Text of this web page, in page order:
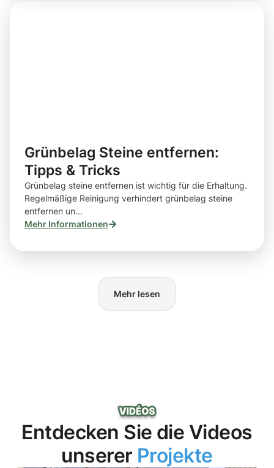
Grünbelag Steine entfernen:
Tipps & Tricks
Grünbelag steine entfernen ist wichtig für die Erhaltung.
Regelmäßige Reinigung verhindert grünbelag steine
entfernen un...
Mehr Informationen
Mehr lesen
Entdecken Sie die Videos
unserer Projekte